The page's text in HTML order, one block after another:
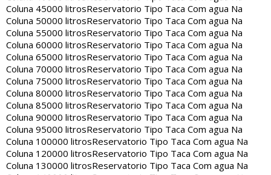
Coluna 45000 litrosReservatorio Tipo Taca Com agua Na
Coluna 50000 litrosReservatorio Tipo Taca Com agua Na
Coluna 55000 litrosReservatorio Tipo Taca Com agua Na
Coluna 60000 litrosReservatorio Tipo Taca Com agua Na
Coluna 65000 litrosReservatorio Tipo Taca Com agua Na
Coluna 70000 litrosReservatorio Tipo Taca Com agua Na
Coluna 75000 litrosReservatorio Tipo Taca Com agua Na
Coluna 80000 litrosReservatorio Tipo Taca Com agua Na
Coluna 85000 litrosReservatorio Tipo Taca Com agua Na
Coluna 90000 litrosReservatorio Tipo Taca Com agua Na
Coluna 95000 litrosReservatorio Tipo Taca Com agua Na
Coluna 100000 litrosReservatorio Tipo Taca Com agua Na
Coluna 120000 litrosReservatorio Tipo Taca Com agua Na
Coluna 130000 litrosReservatorio Tipo Taca Com agua Na